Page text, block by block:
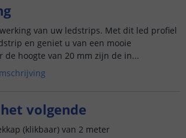
van uw ledstrips. Met dit led profiel
en geniet u van een mooie
de hoogte van 20 mm zijn de in...
volgende
(klikbaar) van 2 meter